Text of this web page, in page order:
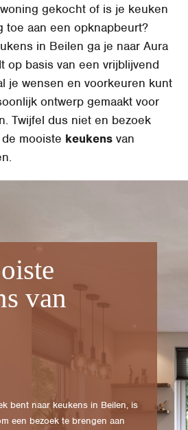
gekocht of is je keuken
toe aan een opknapbeurt?
in Beilen ga je naar Aura
op basis van een vrijblijvend
je wensen en voorkeuren kunt
ontwerp gemaakt voor
Twijfel dus niet en bezoek
mooiste keukens van
van
bent naar keukens in Beilen, is
een bezoek te brengen aan